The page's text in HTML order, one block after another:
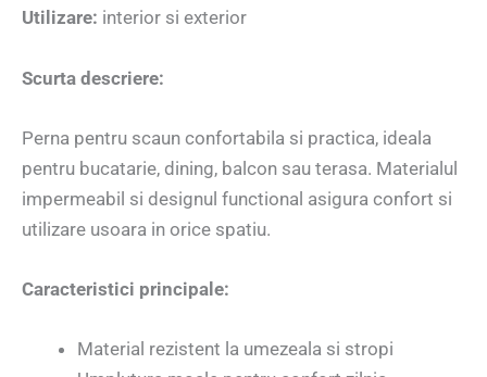
Utilizare: interior si exterior
Scurta descriere:
Perna pentru scaun confortabila si practica, ideala
pentru bucatarie, dining, balcon sau terasa. Materialul
impermeabil si designul functional asigura confort si
utilizare usoara in orice spatiu.
Caracteristici principale:
Material rezistent la umezeala si stropi